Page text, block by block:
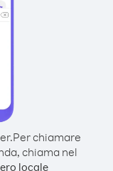
Per chiamare
chiama nel
locale